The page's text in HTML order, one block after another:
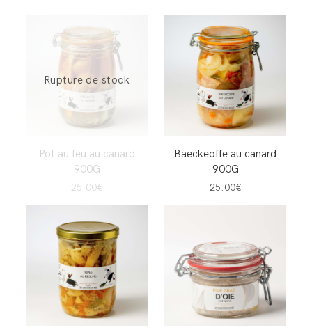
Pot au feu au canard
900G
25.00€
Rupture de stock
Baeckeoffe au canard
900G
25.00€